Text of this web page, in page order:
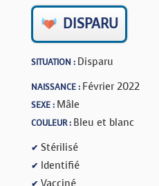
DISPARU
SITUATION : Disparu
NAISSANCE : Février 2022
SEXE : Mâle
COULEUR : Bleu et blanc
✔ Stérilisé
✔ Identifié
Vacciné